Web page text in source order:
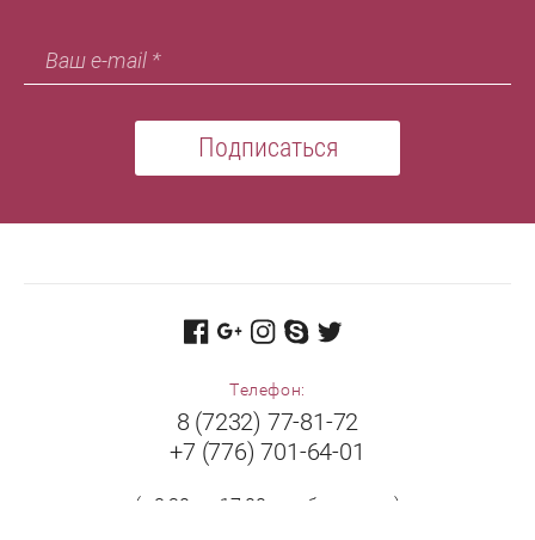
Подписаться
Телефон:
8 (7232) 77-81-72
+7 (776) 701-64-01
(с 8:30 до 17:00 в рабочие дни)